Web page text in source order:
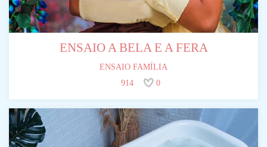
ENSAIO A BELA E A FERA
ENSAIO FAMÍLIA
914
0